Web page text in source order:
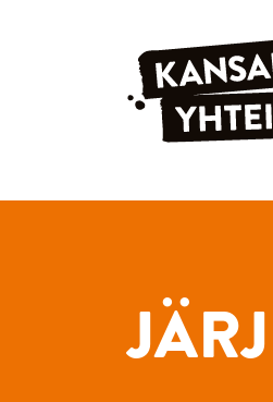
Siirry sisältöön